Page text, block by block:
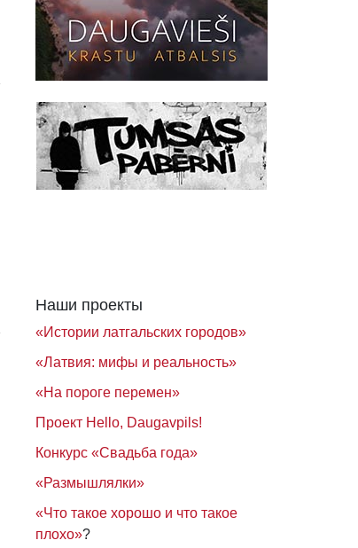
Наши проекты
«Истории латгальских городов»
«Латвия: мифы и реальность»
«На пороге перемен»
Проект Hello, Daugavpils!
Конкурс «Свадьба года»
«Размышлялки»
«Что такое хорошо и что такое
плохо»?